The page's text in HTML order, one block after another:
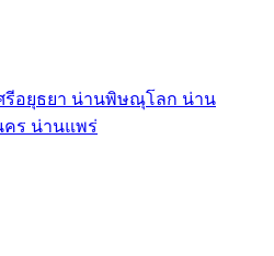
อยุธยา น่านพิษณุโลก น่าน
คร น่านแพร่